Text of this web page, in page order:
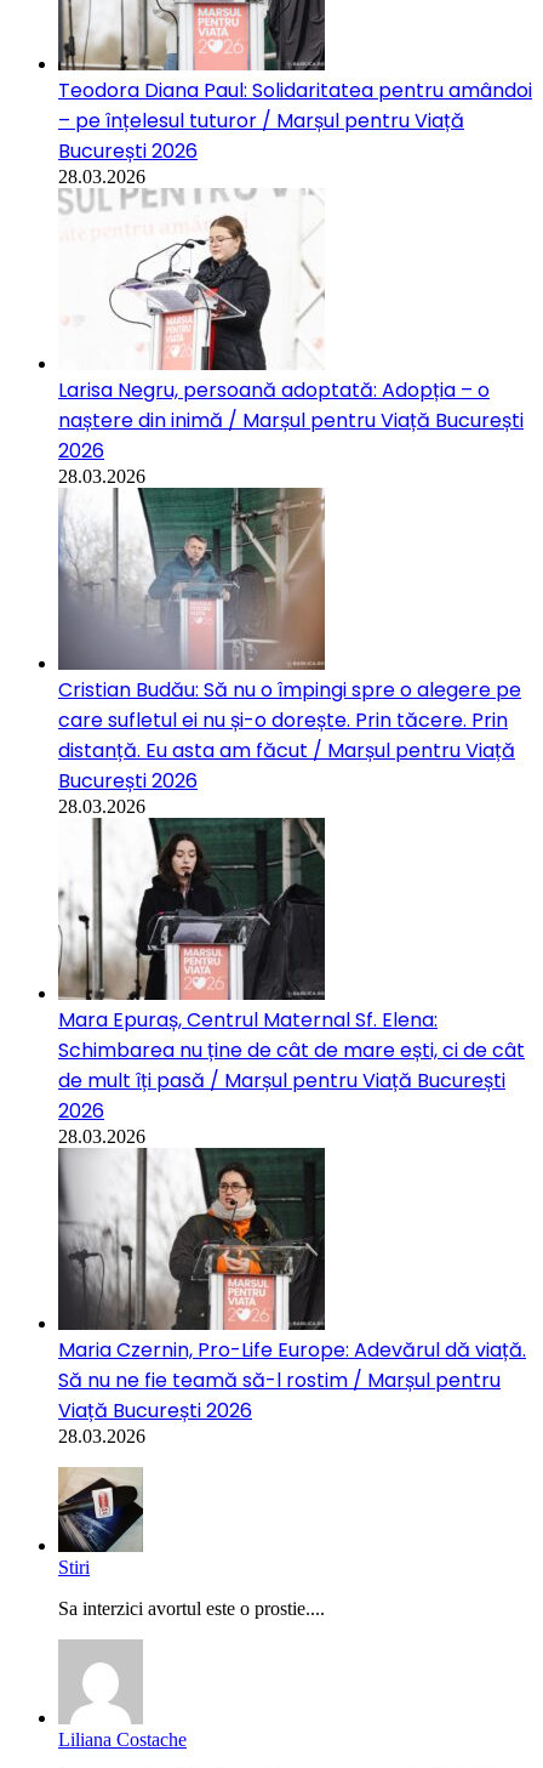
Teodora Diana Paul: Solidaritatea pentru amândoi
– pe înțelesul tuturor / Marșul pentru Viață
București 2026
28.03.2026
Larisa Negru, persoană adoptată: Adopția – o
naștere din inimă / Marșul pentru Viață București
2026
28.03.2026
Cristian Budău: Să nu o împingi spre o alegere pe
care sufletul ei nu și-o dorește. Prin tăcere. Prin
distanță. Eu asta am făcut / Marșul pentru Viață
București 2026
28.03.2026
Mara Epuraș, Centrul Maternal Sf. Elena:
Schimbarea nu ține de cât de mare ești, ci de cât
de mult îți pasă / Marșul pentru Viață București
2026
28.03.2026
Maria Czernin, Pro-Life Europe: Adevărul dă viață.
Să nu ne fie teamă să-l rostim / Marșul pentru
Viață București 2026
28.03.2026
Stiri
Sa interzici avortul este o prostie....
Liliana Costache